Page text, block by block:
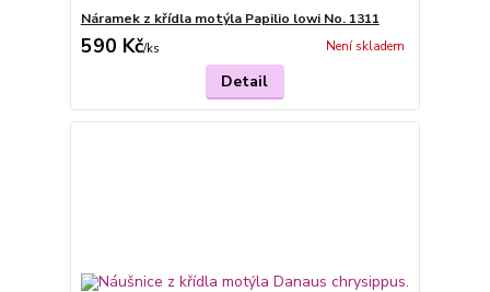
Náramek z křídla motýla Papilio lowi No. 1311
590 Kč/ks Není skladem
Detail